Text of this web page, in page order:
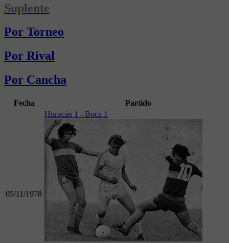
Suplente
Por Torneo
Por Rival
Por Cancha
Fecha Partido
05/11/1978
Huracán 1 - Boca 1